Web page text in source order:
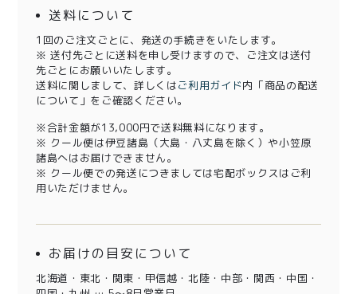
送料について
1回のご注文ごとに、発送の手続きをいたします。
※ 送付先ごとに送料を申し受けますので、ご注文は送付
先ごとにお願いいたします。
送料に関しまして、詳しくはご利用ガイド内「商品の配送
について」をご確認ください。
※合計金額が13,000円で送料無料になります。
※ クール便は伊豆諸島（大島・八丈島を除く）や小笠原
諸島へはお届けできません。
※ クール便での発送につきましては宅配ボックスはご利
用いただけません。
お届けの目安について
北海道・東北・関東・甲信越・北陸・中部・関西・中国・